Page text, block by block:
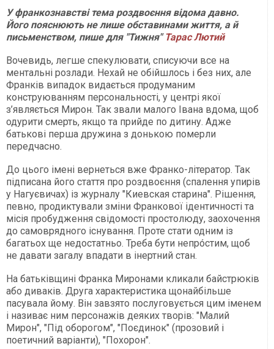
У франкознавстві тема роздвоєння відома давно.
Його пояснюють не лише обставинами життя, а й
письменством, пише для "Тижня" Тарас Лютий
Вочевидь, легше спекулювати, списуючи все на
ментальні розлади. Нехай не обійшлось і без них, але
Франків випадок видається продуманим
конструюванням персональності, у центрі якої
з’являється Мирон. Так звали малого Івана вдома, щоб
одурити смерть, якщо та прийде по дитину. Адже
батькові перша дружина з донькою померли
передчасно.
До цього імені вернеться вже Франко-літератор. Так
підписана його стаття про роздвоєння (спалення упирів
у Нагуєвичах) із журналу "Киевская старина". Рішення,
певно, продиктували зміни Франкової ідентичності та
місія пробудження свідомості простолюду, заохочення
до самоврядного існування. Проте стати одним із
багатьох ще недостатньо. Треба бути непрóстим, щоб
не давати загалу впадати в інертний стан.
На батьківщині Франка Миронами кликали байстрюків
або диваків. Друга характеристика щонайбільше
пасувала йому. Він завзято послуговується цим іменем
і називає ним персонажів деяких творів: "Малий
Мирон", "Під оборогом", "Поєдинок" (прозовий і
поетичний варіанти), "Похорон".